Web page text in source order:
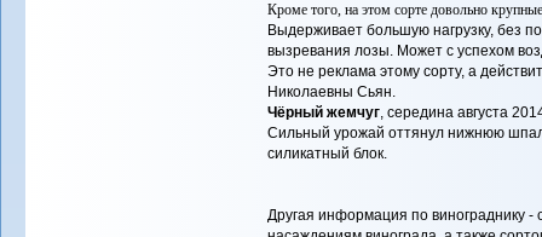
Кроме того, на этом сорте довольно
Выдерживает большую нагрузку, без
вызревания лозы. Может с успехом
Это не реклама этому сорту, а
Николаевны Сьян.
Чёрный жемчуг, середина августа
Сильный урожай оттянул нижнюю
силикатный блок.
Другая информация по